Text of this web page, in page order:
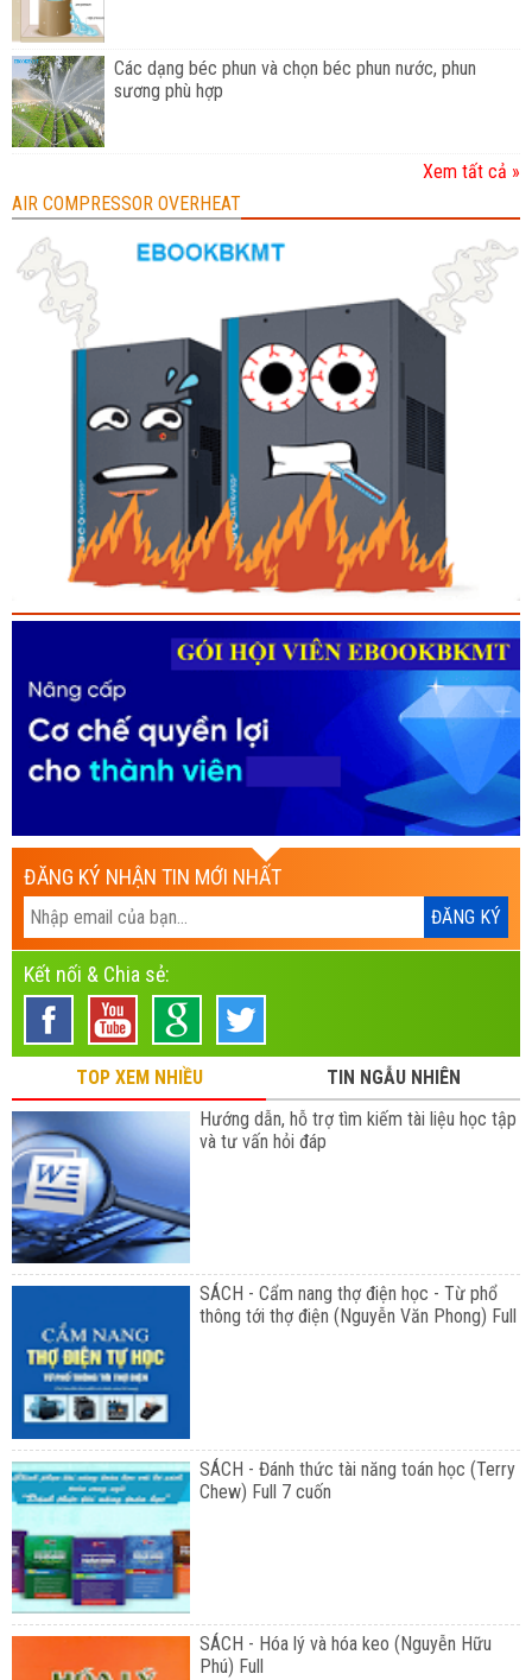
Các dạng béc phun và chọn béc phun nước, phun
sương phù hợp
Xem tất cả »
AIR COMPRESSOR OVERHEAT
ĐĂNG KÝ NHẬN TIN MỚI NHẤT
Kết nối & Chia sẻ:
TOP XEM NHIỀU
TIN NGẪU NHIÊN
Hướng dẫn, hỗ trợ tìm kiếm tài liệu học tập
và tư vấn hỏi đáp
SÁCH - Cẩm nang thợ điện học - Từ phổ
thông tới thợ điện (Nguyễn Văn Phong) Full
SÁCH - Đánh thức tài năng toán học (Terry
Chew) Full 7 cuốn
SÁCH - Hóa lý và hóa keo (Nguyễn Hữu
Phú) Full